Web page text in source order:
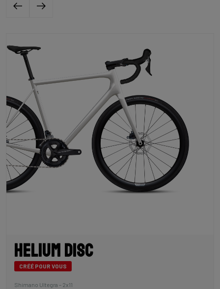
Helium Disc
CRÉÉ POUR VOUS
Shimano Ultegra – 2x11